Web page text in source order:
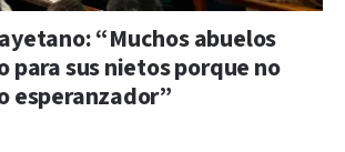
“Muchos abuelos
para sus nietos porque no
esperanzador”